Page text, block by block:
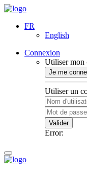
FR
English
Connexion
Utiliser mon
Je me
Utiliser un
Valider
Error: